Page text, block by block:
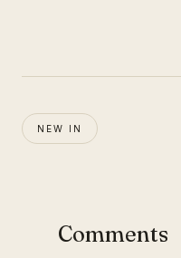
NEW IN
Comments